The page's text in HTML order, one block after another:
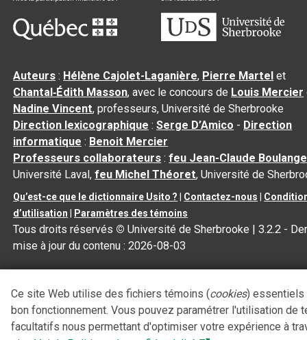
Auteurs : Hélène Cajolet-Laganière, Pierre Martel et
Chantal‑Édith Masson, avec le concours de Louis Mercier
Nadine Vincent, professeurs, Université de Sherbrooke
Direction lexicographique :Serge D’Amico - Direction
informatique : Benoit Mercier
Professeurs collaborateurs :feu Jean-Claude
Université Laval,feu Michel Théoret, Université de
Qu’est-ce que le dictionnaire Usito ? Contactez-nous
d’utilisation
Paramètres des témoins
Tous droits réservés © Université de Sherbrooke |3.2.2 -
mise à jour du contenu :2026-08-03
Ce site Web utilise des fichiers témoins (cookies) essentiels
bon fonctionnement. Vous pouvez paramétrer l'utilisation de
facultatifs nous permettant d'optimiser votre expérience à